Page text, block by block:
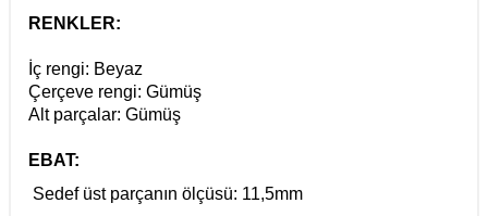
RENKLER:
İç rengi: Beyaz
Çerçeve rengi: Gümüş
Alt parçalar: Gümüş
EBAT:
Sedef üst parçanın ölçüsü: 11,5mm